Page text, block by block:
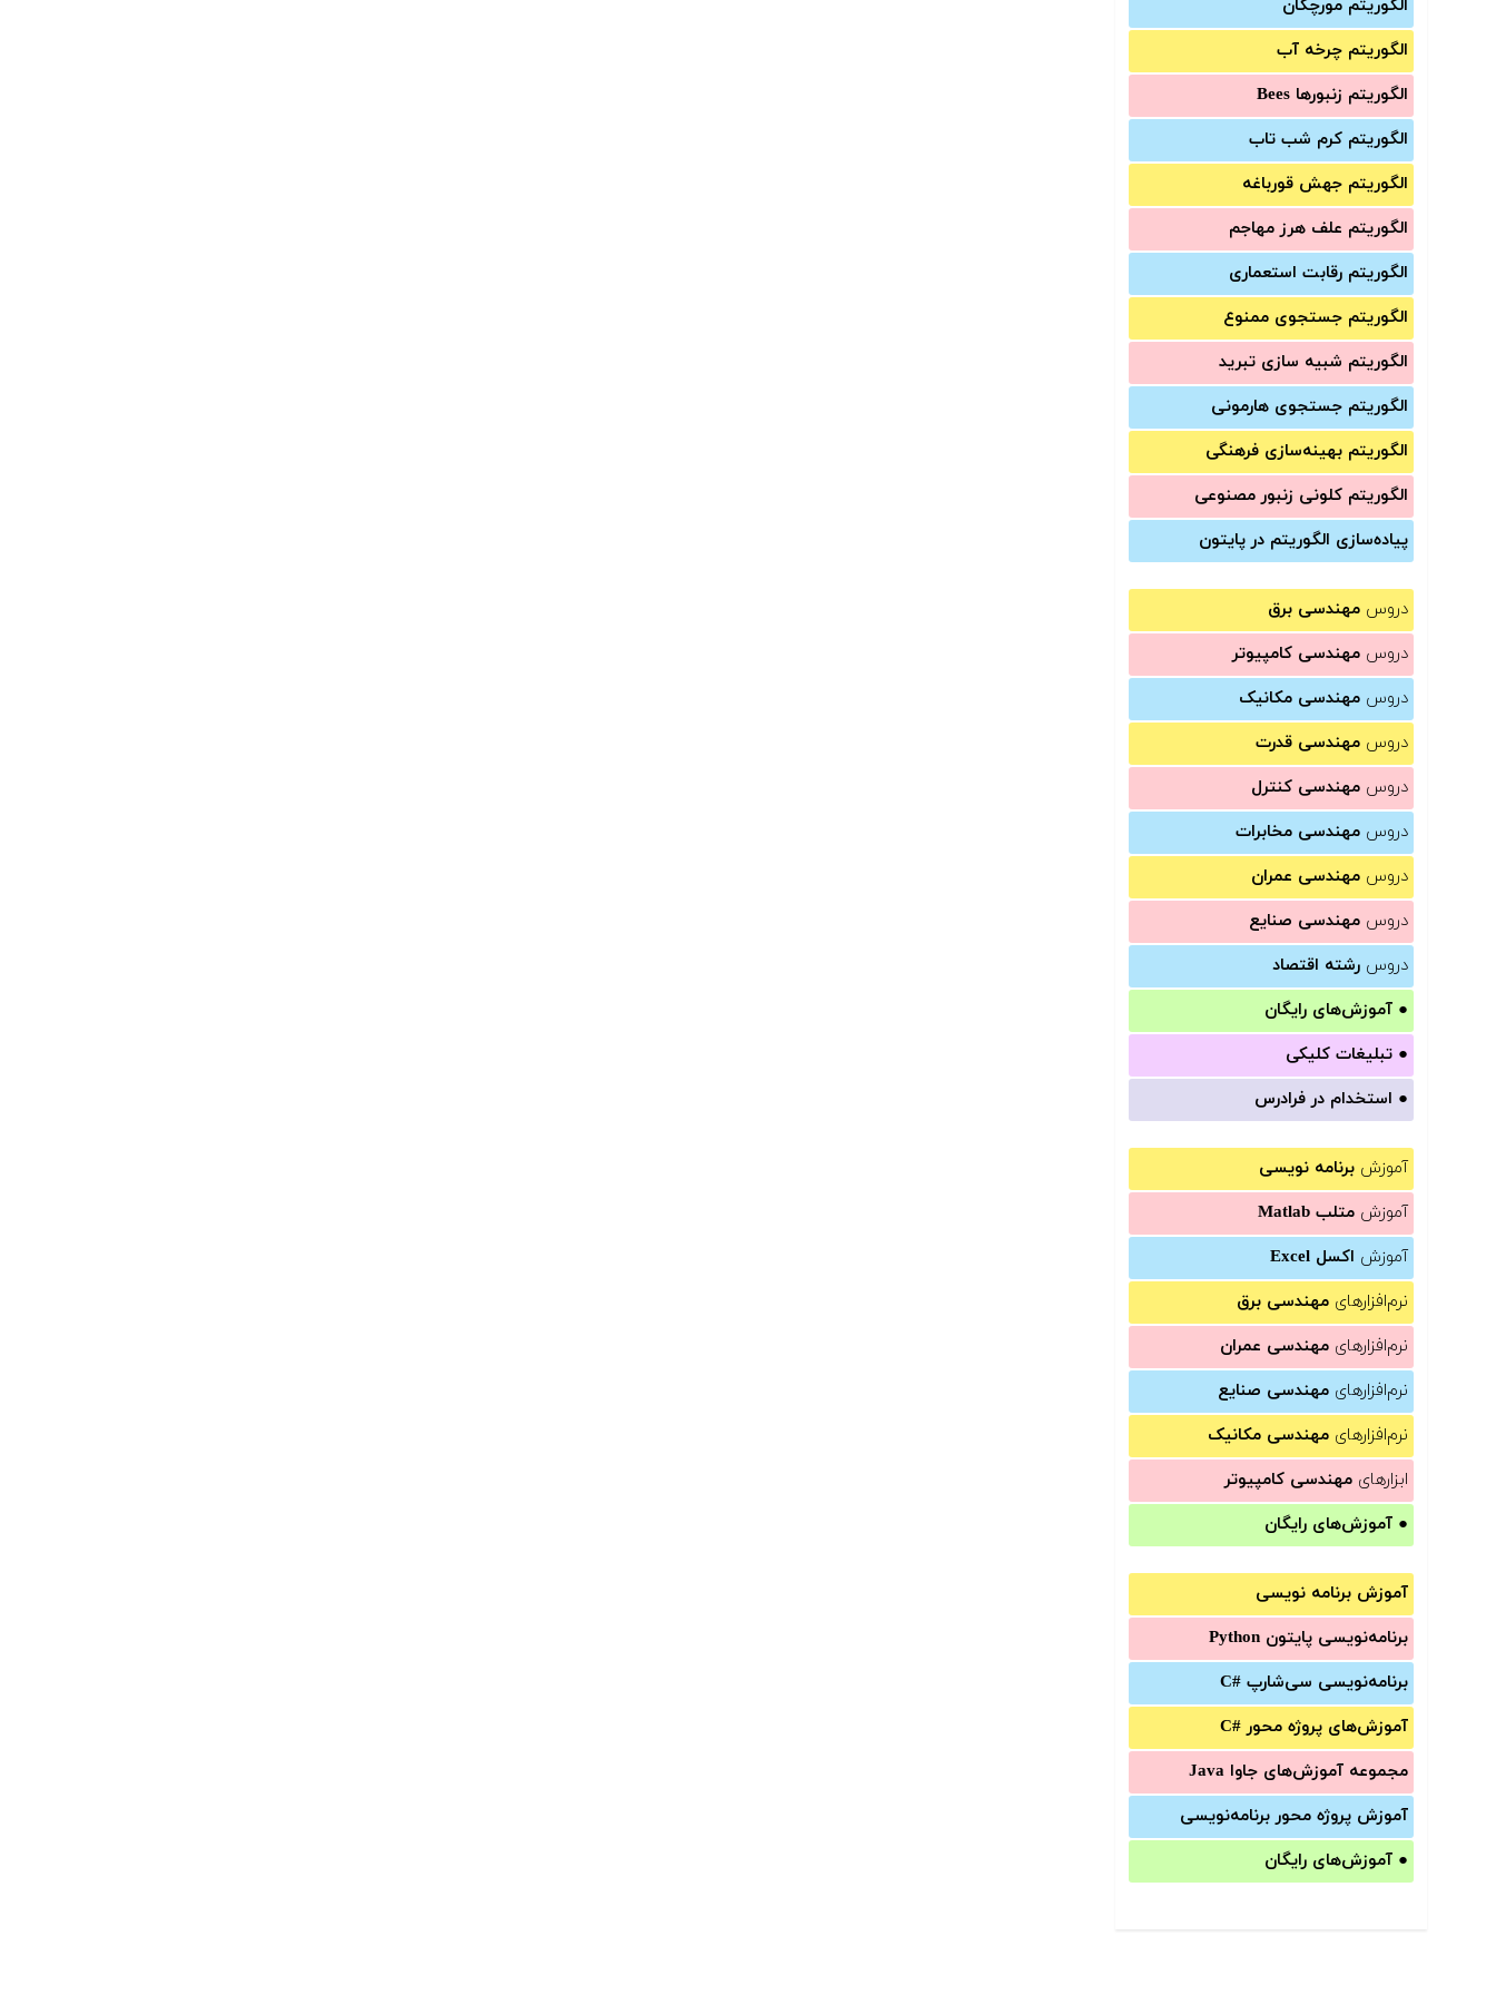
الگوریتم مورچگان
الگوریتم چرخه آب
الگوریتم زنبورها Bees
الگوریتم کرم شب تاب
الگوریتم جهش قورباغه
الگوریتم علف هرز مهاجم
الگوریتم رقابت استعماری
الگوریتم جستجوی ممنوع
الگوریتم شبیه سازی تبرید
الگوریتم جستجوی هارمونی
الگوریتم بهینه‌سازی فرهنگی
الگوریتم کلونی زنبور مصنوعی
پیاده‌سازی الگوریتم در پایتون
دروس مهندسی برق
دروس مهندسی کامپیوتر
دروس مهندسی مکانیک
دروس مهندسی قدرت
دروس مهندسی کنترل
دروس مهندسی مخابرات
دروس مهندسی عمران
دروس مهندسی صنایع
دروس رشته اقتصاد
● آموزش‌های رایگان
● تبلیغات کلیکی
● استخدام در فرادرس
آموزش برنامه نویسی
آموزش متلب Matlab
آموزش اکسل Excel
نرم‌افزارهای مهندسی برق
نرم‌افزارهای مهندسی عمران
نرم‌افزارهای مهندسی صنایع
نرم‌افزارهای مهندسی مکانیک
ابزارهای مهندسی کامپیوتر
● آموزش‌های رایگان
آموزش برنامه نویسی
برنامه‌نویسی پایتون Python
برنامه‌‌نویسی سی‌شارپ C#‎
آموزش‌های پروژه محور #C
مجموعه آموزش‌های جاوا Java
آموزش‌ پروژه محور برنامه‌نویسی
● آموزش‌های رایگان